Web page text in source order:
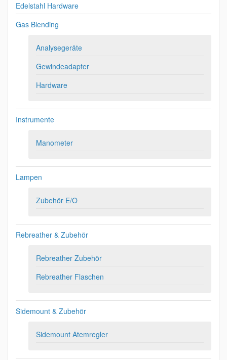
Edelstahl Hardware
Gas Blending
Analysegeräte
Gewindeadapter
Hardware
Instrumente
Manometer
Lampen
Zubehör E/O
Rebreather & Zubehör
Rebreather Zubehör
Rebreather Flaschen
Sidemount & Zubehör
Sidemount Atemregler